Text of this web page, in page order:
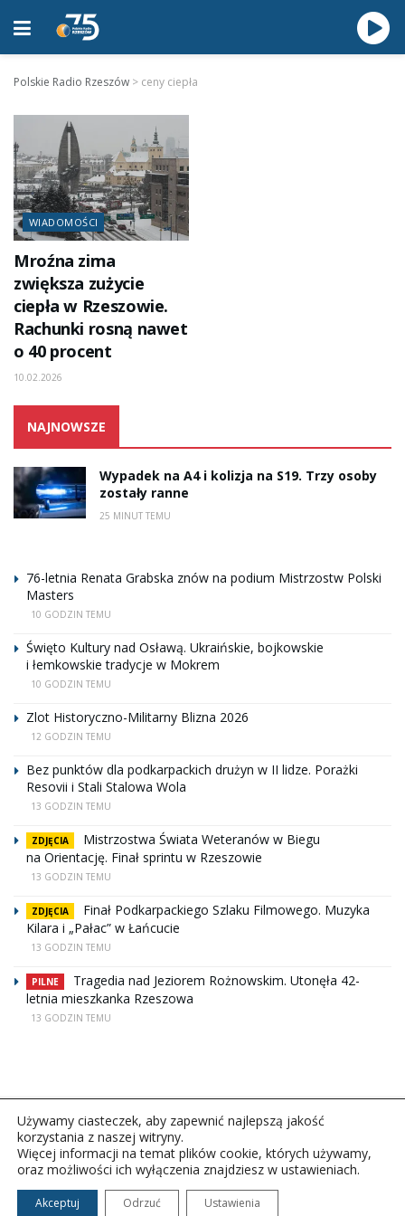
Polskie Radio Rzeszów > ceny ciepła
WIADOMOŚCI
Mroźna zima
zwiększa zużycie
ciepła w Rzeszowie.
Rachunki rosną nawet
o 40 procent
10.02.2026
NAJNOWSZE
Wypadek na A4 i kolizja na S19. Trzy osoby
zostały ranne
25 MINUT TEMU
76-letnia Renata Grabska znów na podium Mistrzostw Polski
Masters
10 GODZIN TEMU
Święto Kultury nad Osławą. Ukraińskie, bojkowskie
i łemkowskie tradycje w Mokrem
10 GODZIN TEMU
Zlot Historyczno-Militarny Blizna 2026
12 GODZIN TEMU
Bez punktów dla podkarpackich drużyn w II lidze. Porażki
Resovii i Stali Stalowa Wola
13 GODZIN TEMU
ZDJĘCIA
Mistrzostwa Świata Weteranów w Biegu
na Orientację. Finał sprintu w Rzeszowie
13 GODZIN TEMU
ZDJĘCIA
Finał Podkarpackiego Szlaku Filmowego. Muzyka
Kilara i „Pałac” w Łańcucie
13 GODZIN TEMU
PILNE
Tragedia nad Jeziorem Rożnowskim. Utonęła 42-
letnia mieszkanka Rzeszowa
13 GODZIN TEMU
Copyright © 2026Polskie Radio Rzeszów S.A. w likwidacj.
Wszelkie prawa zastrzeżone.
Używamy ciasteczek, aby zapewnić najlepszą jakość
korzystania z naszej witryny.
Więcej informacji na temat plików cookie, których używamy,
oraz możliwości ich wyłączenia znajdziesz w ustawieniach.
Akceptuj Odrzuć Ustawienia